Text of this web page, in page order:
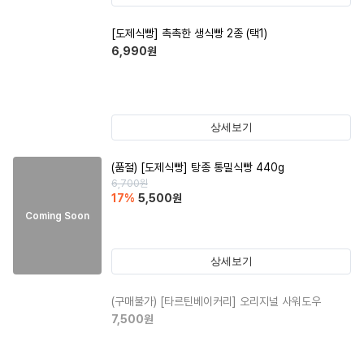
[도제식빵] 촉촉한 생식빵 2종 (택1)
6,990원
상세보기
Coming Soon
(품절) [도제식빵] 탕종 통밀식빵 440g
6,700원
17% 5,500원
상세보기
(구매불가) [타르틴베이커리] 오리지널 사워도우
7,500원